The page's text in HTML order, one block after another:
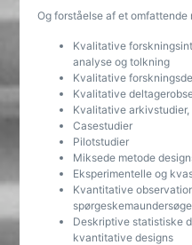
Og forståelse af et
Kvalitative
analyse og tolkning
Kvalitative
Kvalitative
Kvalitative
Casestudier
Pilotstudier
Miksede metode
Eksperimentelle og
Kvantitative
Deskriptive statistiske
kvantitative designs